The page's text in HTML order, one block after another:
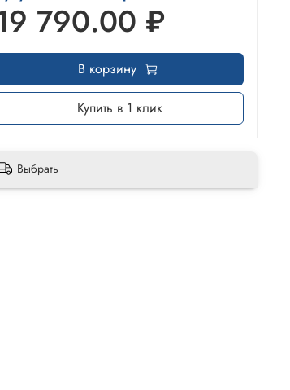
790.00 ₽
В корзину
Купить в 1 клик
Выбрать